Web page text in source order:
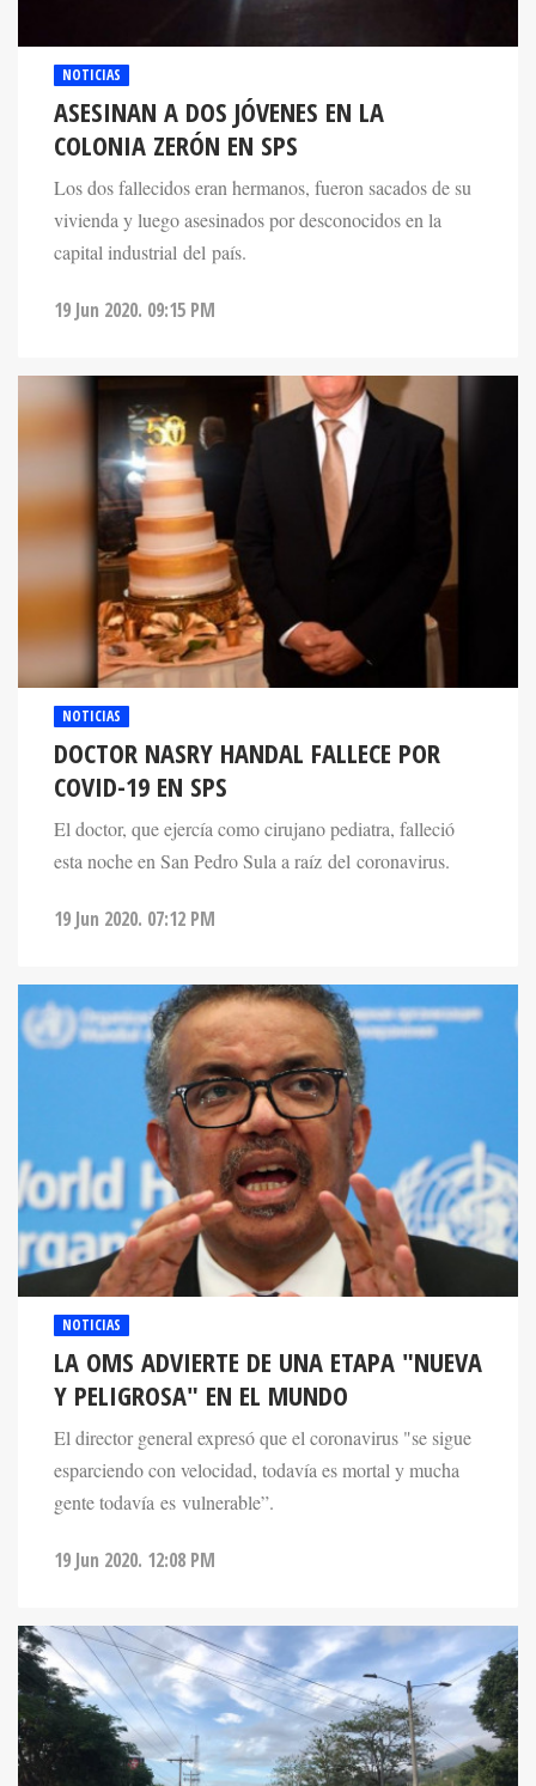
NOTICIAS
ASESINAN A DOS JÓVENES EN LA
COLONIA ZERÓN EN SPS
Los dos fallecidos eran hermanos, fueron sacados de su
vivienda y luego asesinados por desconocidos en la
capital industrial del país.
19 Jun 2020. 09:15 PM
NOTICIAS
DOCTOR NASRY HANDAL FALLECE POR
COVID-19 EN SPS
El doctor, que ejercía como cirujano pediatra, falleció
esta noche en San Pedro Sula a raíz del coronavirus.
19 Jun 2020. 07:12 PM
NOTICIAS
LA OMS ADVIERTE DE UNA ETAPA "NUEVA
Y PELIGROSA" EN EL MUNDO
El director general expresó que el coronavirus "se sigue
esparciendo con velocidad, todavía es mortal y mucha
gente todavía es vulnerable”.
19 Jun 2020. 12:08 PM